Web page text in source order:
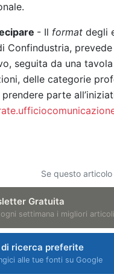
- Il format degli
Confindustria, prevede
seguita da una
delle categorie
parte
Se questo
Gratuita
ogni settimana i migliori articoli
di ricerca preferite
alle tue fonti su Google